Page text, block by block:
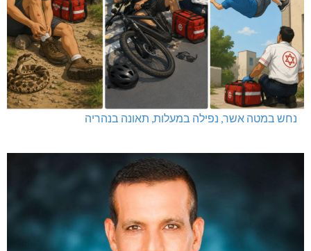
נחש במטה אשר, נפילה במעלות, תאונה בנהריה